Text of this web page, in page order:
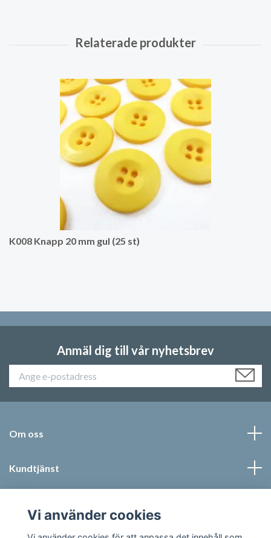
K008 Knapp 20 mm gul (25 st)
Anmäl dig till vår nyhetsbrev
Om oss
Kundtjänst
Vi använder cookies